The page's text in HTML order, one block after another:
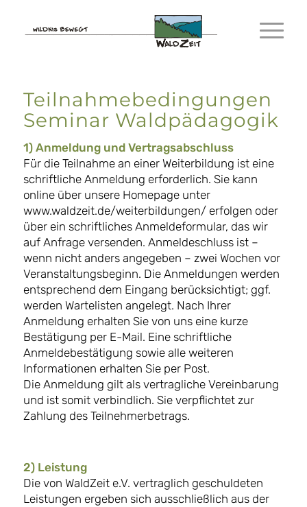
Teilnahmebedingungen
Seminar Waldpädagogik
1) Anmeldung und Vertragsabschluss
Für die Teilnahme an einer Weiterbildung ist eine
schriftliche Anmeldung erforderlich. Sie kann
online über unsere Homepage unter
www.waldzeit.de/weiterbildungen/ erfolgen oder
über ein schriftliches Anmeldeformular, das wir
auf Anfrage versenden. Anmeldeschluss ist –
wenn nicht anders angegeben – zwei Wochen vor
Veranstaltungsbeginn. Die Anmeldungen werden
entsprechend dem Eingang berücksichtigt; ggf.
werden Wartelisten angelegt. Nach Ihrer
Anmeldung erhalten Sie von uns eine kurze
Bestätigung per E-Mail. Eine schriftliche
Anmeldebestätigung sowie alle weiteren
Informationen erhalten Sie per Post.
Die Anmeldung gilt als vertragliche Vereinbarung
und ist somit verbindlich. Sie verpflichtet zur
Zahlung des Teilnehmerbetrags.
2) Leistung
Die von WaldZeit e.V. vertraglich geschuldeten
Leistungen ergeben sich ausschließlich aus der